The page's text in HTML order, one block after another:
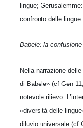
lingue;
confronto delle lingue.
Babele: la
Nella narrazione delle
di Babele» (cf Gen
notevole rilievo.
«diversità delle
diluvio universale (cf